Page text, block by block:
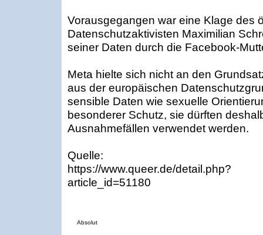
Vorausgegangen war eine Klage des
Datenschutzaktivisten Maximilian
seiner Daten durch die Facebook-
Meta hielte sich nicht an den
aus der europäischen
sensible Daten wie sexuelle
besonderer Schutz, sie dürften
Ausnahmefällen verwendet werden.
Quelle:
https://www.queer.de/detail.php?
article_id=51180
Absolut